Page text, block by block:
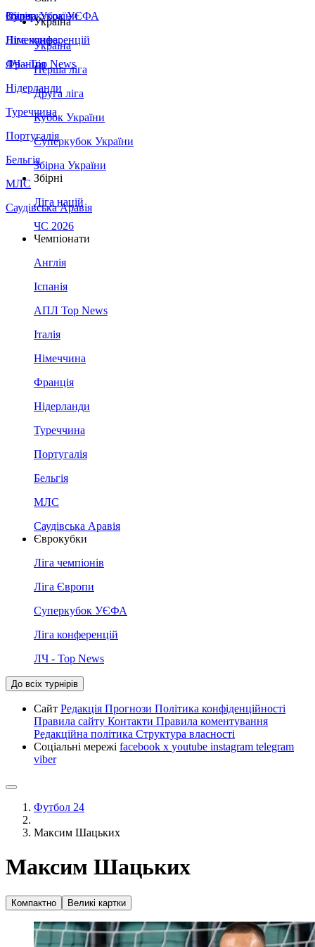
Збірна України
Італія
Німеччина
Франція
Нідерланди
Туреччина
Португалія
Бельгія
МЛС
Саудівська Аравія
Суперкубок УЄФА
Ліга конференцій
ЛЧ - Top News
Україна
Україна
Перша ліга
Друга ліга
Кубок України
Суперкубок України
Збірна України
Збірні
Ліга націй
ЧС 2026
Чемпіонати
Англія
Іспанія
АПЛ Top News
Італія
Німеччина
Франція
Нідерланди
Туреччина
Португалія
Бельгія
МЛС
Саудівська Аравія
Єврокубки
Ліга чемпіонів
Ліга Європи
Суперкубок УЄФА
Ліга конференцій
ЛЧ - Top News
До всіх турнірів
Сайт Редакція Прогнози Політика конфіденційності
Правила сайту Контакти Правила коментування
Редакційна політика Структура власності
Соціальні мережі facebook x youtube instagram telegram
viber
Футбол 24
Максим Шацьких
Максим Шацьких
Компактно Великі картки